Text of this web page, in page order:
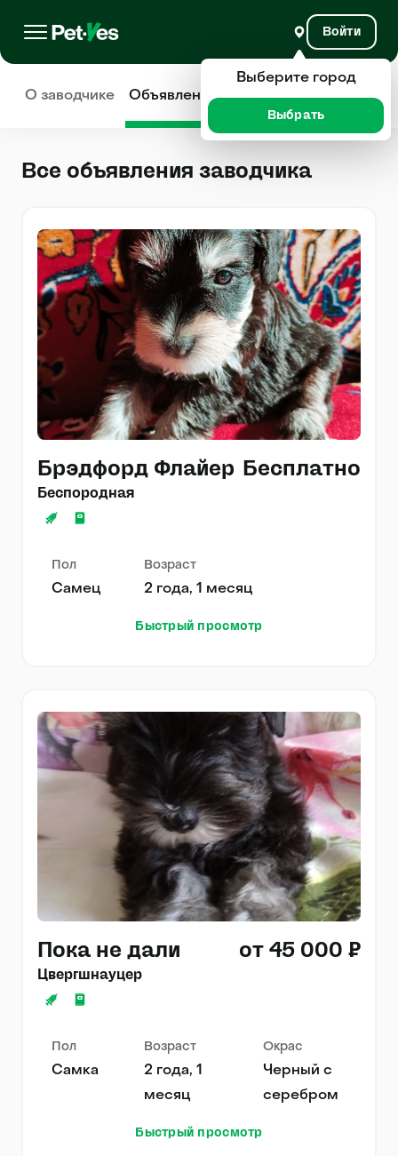
Войти
О заводчике Объявления Отзывы
Все объявления заводчика
Брэдфорд Флайер Бесплатно
Беспородная
Пол
Самец
Возраст
2 года, 1 месяц
Быстрый просмотр
Пока не дали от 45 000 ₽
Цвергшнауцер
Пол
Самка
Возраст
2 года, 1
месяц
Окрас
Черный с
серебром
Быстрый просмотр
Выберите город
Выбрать